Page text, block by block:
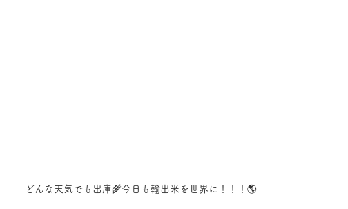
どんな天気でも出庫🌾今日も輸出米を世界に！！！🌎